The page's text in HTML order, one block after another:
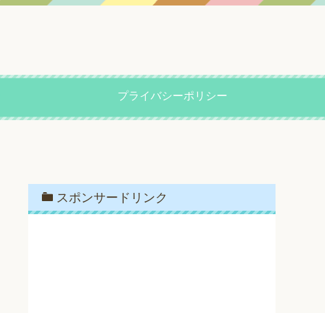
プライバシーポリシー
スポンサードリンク